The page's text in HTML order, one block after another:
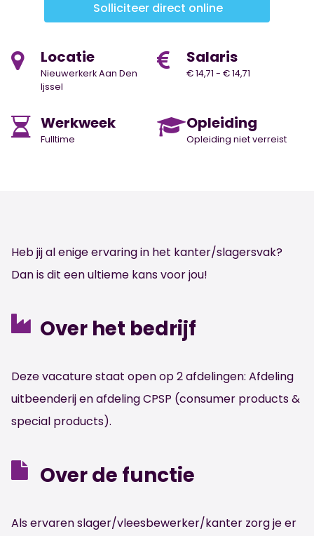
Solliciteer direct online
Locatie
Nieuwerkerk Aan Den
Ijssel
Salaris
€ 14,71 - € 14,71
Werkweek
Fulltime
Opleiding
Opleiding niet verreist
Heb jij al enige ervaring in het kanter/slagersvak?
Dan is dit een ultieme kans voor jou!
Over het bedrijf
Deze vacature staat open op 2 afdelingen: Afdeling
uitbeenderij en afdeling CPSP (consumer products &
special products).
Over de functie
Als ervaren slager/vleesbewerker/kanter zorg je er